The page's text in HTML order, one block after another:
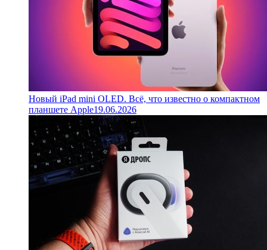
Новый iPad mini OLED. Всё, что известно о компактном
планшете Apple19.06.2026